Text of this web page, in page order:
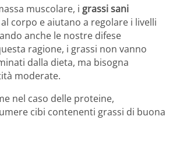
muscolare, i grassi sani
corpo e aiutano a regolare i livelli
anche le nostre difese
ragione, i grassi non vanno
dalla dieta, ma bisogna
moderate.
nel caso delle proteine,
cibi contenenti grassi di buona